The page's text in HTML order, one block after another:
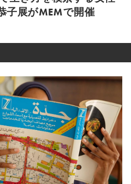
子展がMEMで開催